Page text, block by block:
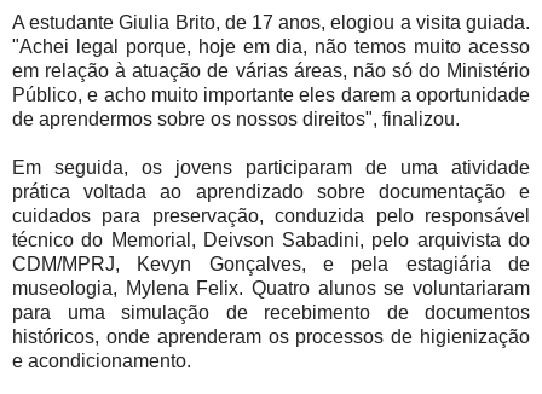
A estudante Giulia Brito, de 17 anos, elogiou a visita guiada.
"Achei legal porque, hoje em dia, não temos muito acesso
em relação à atuação de várias áreas, não só do Ministério
Público, e acho muito importante eles darem a oportunidade
de aprendermos sobre os nossos direitos", finalizou.
Em seguida, os jovens participaram de uma atividade
prática voltada ao aprendizado sobre documentação e
cuidados para preservação, conduzida pelo responsável
técnico do Memorial, Deivson Sabadini, pelo arquivista do
CDM/MPRJ, Kevyn Gonçalves, e pela estagiária de
museologia, Mylena Felix. Quatro alunos se voluntariaram
para uma simulação de recebimento de documentos
históricos, onde aprenderam os processos de higienização
e acondicionamento.